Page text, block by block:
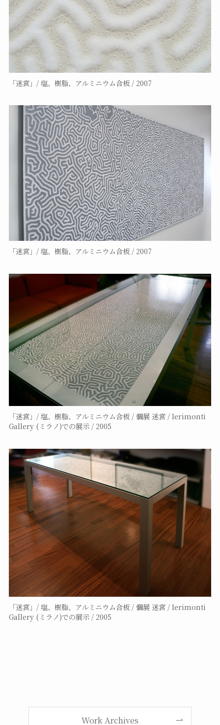
「迷宮」/ 塩、樹脂、アルミニウム合板 / 2007
「迷宮」/ 塩、樹脂、アルミニウム合板 / 2007
「迷宮」/ 塩、樹脂、アルミニウム合板 / 個展 迷宮 / Ierimonti
Gallery (ミラノ)での展示 / 2005
「迷宮」/ 塩、樹脂、アルミニウム合板 / 個展 迷宮 / Ierimonti
Gallery (ミラノ)での展示 / 2005
Work Archives